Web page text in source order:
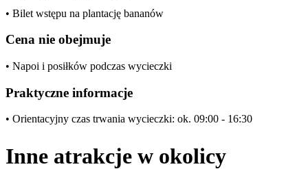
• Bilet wstępu na plantację bananów
Cena nie obejmuje
• Napoi i posiłków podczas wycieczki
Praktyczne informacje
• Orientacyjny czas trwania wycieczki: ok. 09:00 - 16:30
Inne atrakcje w okolicy